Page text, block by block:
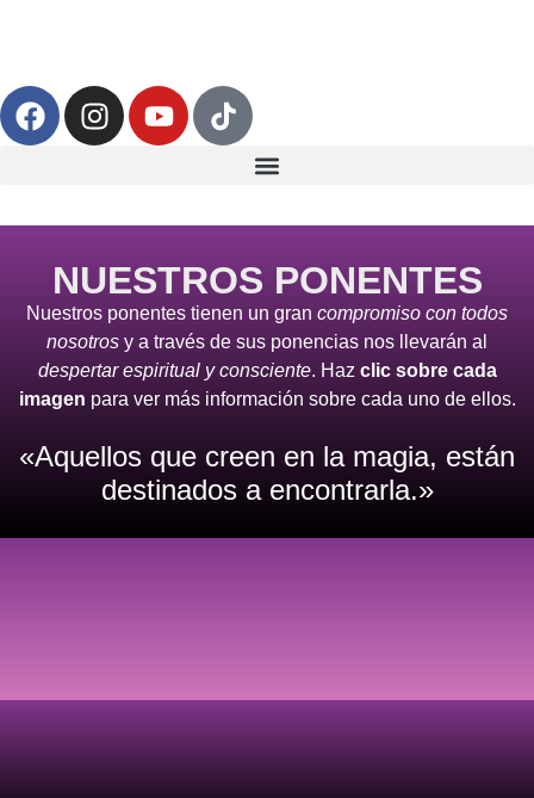
NUESTROS PONENTES
Nuestros ponentes tienen un gran compromiso con todos
nosotros y a través de sus ponencias nos llevarán al
despertar espiritual y consciente. Haz clic sobre cada
imagen para ver más información sobre cada uno de ellos.
«Aquellos que creen en la magia, están
destinados a encontrarla.»